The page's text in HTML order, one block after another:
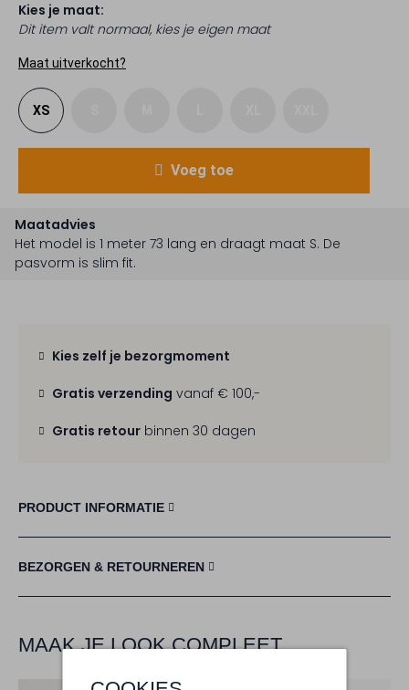
Kies je maat:
Dit item valt normaal, kies je eigen maat
Maat uitverkocht?
XS
Voeg toe
Maatadvies
Het model is 1 meter 73 lang en draagt maat S. De
pasvorm is slim fit.
Kies zelf je bezorgmoment
Gratis verzending vanaf € 100,-
Gratis retour binnen 30 dagen
PRODUCT INFORMATIE
BEZORGEN & RETOURNEREN
MAAK JE LOOK COMPLEET